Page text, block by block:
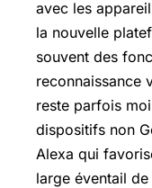
avec les
la nouvelle
souvent des
reconnaissance
reste parfois
dispositifs non
Alexa qui
large éventail